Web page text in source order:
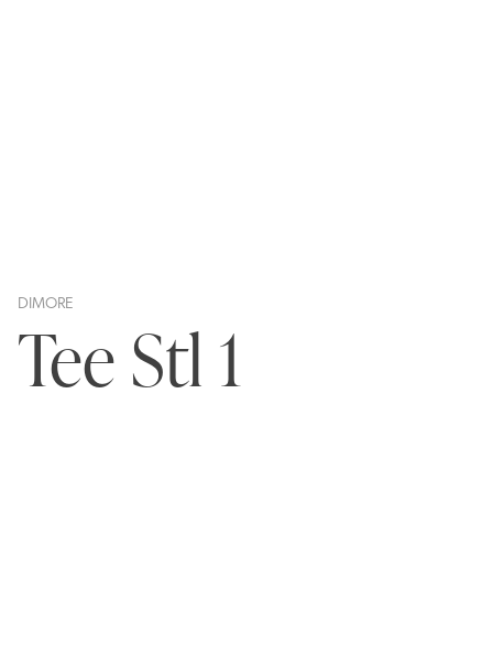
DIMORE
Tee Stl 1